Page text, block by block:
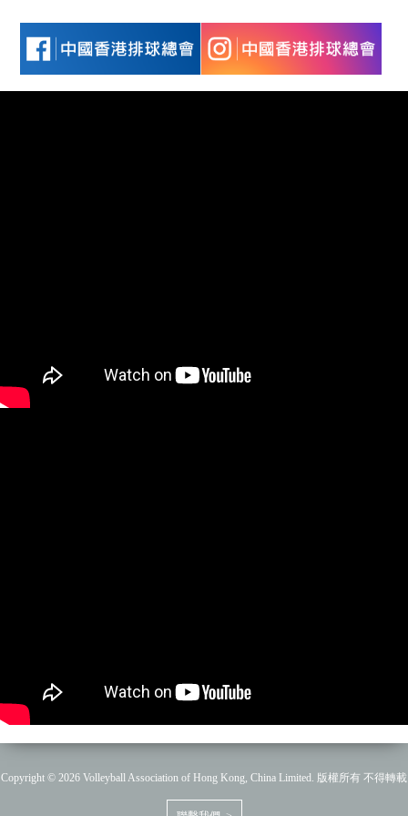
Copyright © 2026 Volleyball Association of Hong Kong, China Limited. 版權所有 不得轉載